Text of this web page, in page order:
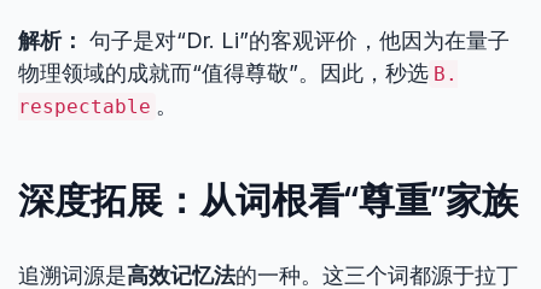
解析： 句子是对“Dr. Li”的客观评价，他因为在量子
物理领域的成就而“值得尊敬”。因此，秒选 B.
respectable 。
深度拓展：从词根看“尊重”家族
追溯词源是高效记忆法的一种。这三个词都源于拉丁